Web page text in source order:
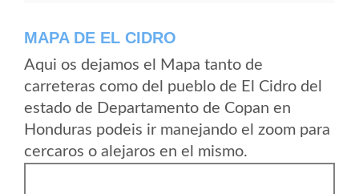
MAPA DE EL CIDRO
Aqui os dejamos el Mapa tanto de
carreteras como del pueblo de El Cidro del
estado de Departamento de Copan en
Honduras podeis ir manejando el zoom para
cercaros o alejaros en el mismo.